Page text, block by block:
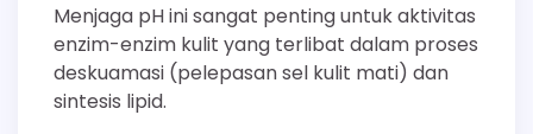
Menjaga pH ini sangat penting untuk aktivitas
enzim-enzim kulit yang terlibat dalam proses
deskuamasi (pelepasan sel kulit mati) dan
sintesis lipid.